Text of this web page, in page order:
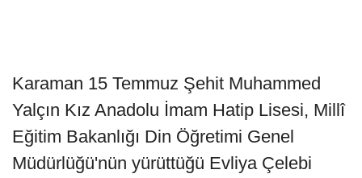
Karaman 15 Temmuz Şehit Muhammed
Yalçın Kız Anadolu İmam Hatip Lisesi, Millî
Eğitim Bakanlığı Din Öğretimi Genel
Müdürlüğü'nün yürüttüğü Evliya Çelebi